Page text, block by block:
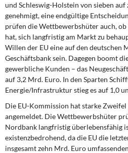
und Schleswig-Holstein von sieben
genehmigt, eine endgültige
prüfen die Wettbewerbshüter auch, ob
hat, sich langfristig am Markt zu
Willen der EU eine auf den deutschen
Geschäftsbank sein. Dagegen boomt
gewerbliche Kunden – das
auf 3,2 Mrd. Euro. In den Sparten
Energie/Infrastruktur stieg es auf 1,0
Die EU-Kommission hat starke
angemeldet. Die Wettbewerbshüter
Nordbank langfristig überlebensfähig
existenzbedrohend, da die EU die
insgesamt zehn Mrd. Euro